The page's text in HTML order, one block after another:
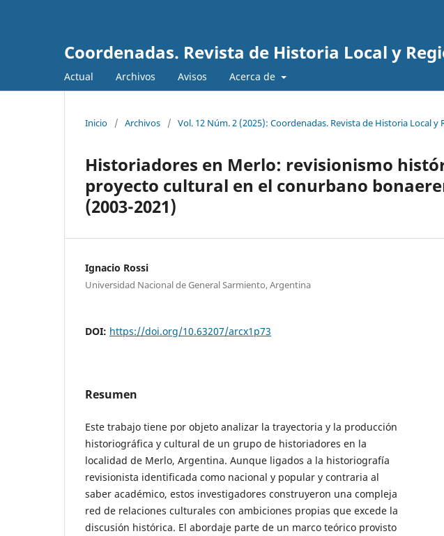
Coordenadas. Revista de Historia Local y
Actual Archivos Avisos Acerca de
Inicio / Archivos / Vol. 12 Núm. 2 (2025): Coordenadas. Revista de Historia Local y
Historiadores en Merlo: revisionismo
proyecto cultural en el conurbano
(2003-2021)
Ignacio Rossi
Universidad Nacional de General Sarmiento, Argentina
DOI: https://doi.org/10.63207/arcx1p73
Resumen
Este trabajo tiene por objeto analizar la trayectoria y la producción
historiográfica y cultural de un grupo de historiadores en la
localidad de Merlo, Argentina. Aunque ligados a la historiografía
revisionista identificada como nacional y popular y contraria al
saber académico, estos investigadores construyeron una compleja
red de relaciones culturales con ambiciones propias que excede la
discusión histórica. El abordaje parte de un marco teórico provisto